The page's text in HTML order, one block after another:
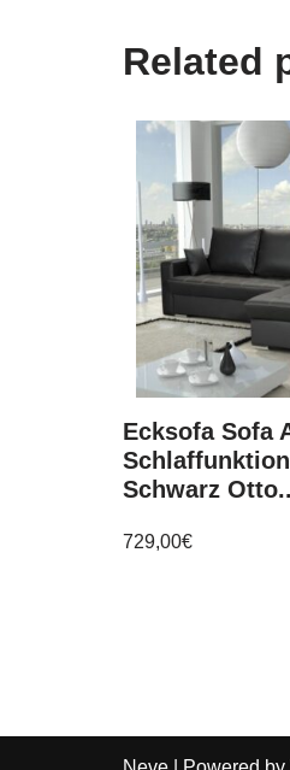
Related
Ecksofa Sofa
Schwarz
729,00€